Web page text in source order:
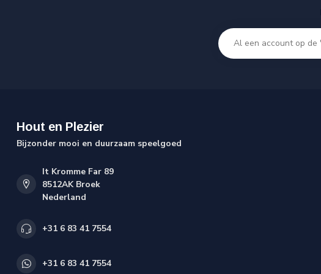
Hout en Plezier
Bijzonder mooi en duurzaam speelgoed
It Kromme Far 89
8512AK Broek
Nederland
+31 6 83 41 7554
+31 6 83 41 7554